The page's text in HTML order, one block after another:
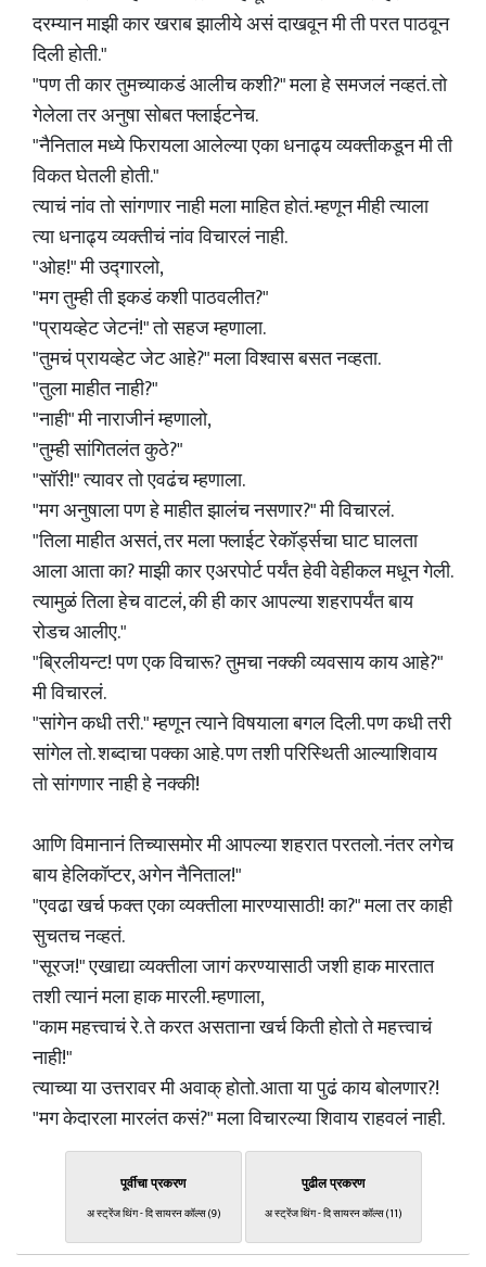
दरम्यान माझी कार खराब झालीये असं दाखवून मी ती परत पाठवून
दिली होती."
"पण ती कार तुमच्याकडं आलीच कशी?" मला हे समजलं नव्हतं. तो
गेलेला तर अनुषा सोबत फ्लाईटनेच.
"नैनिताल मध्ये फिरायला आलेल्या एका धनाढ्य व्यक्तीकडून मी ती
विकत घेतली होती."
त्याचं नांव तो सांगणार नाही मला माहित होतं. म्हणून मीही त्याला
त्या धनाढ्य व्यक्तीचं नांव विचारलं नाही.
"ओह!" मी उद्गारलो,
"मग तुम्ही ती इकडं कशी पाठवलीत?"
"प्रायव्हेट जेटनं!" तो सहज म्हणाला.
"तुमचं प्रायव्हेट जेट आहे?" मला विश्वास बसत नव्हता.
"तुला माहीत नाही?"
"नाही" मी नाराजीनं म्हणालो,
"तुम्ही सांगितलंत कुठे?"
"सॉरी!" त्यावर तो एवढंच म्हणाला.
"मग अनुषाला पण हे माहीत झालंच नसणार?" मी विचारलं.
"तिला माहीत असतं, तर मला फ्लाईट रेकॉर्ड्सचा घाट घालता
आला आता का? माझी कार एअरपोर्ट पर्यंत हेवी वेहीकल मधून गेली.
त्यामुळं तिला हेच वाटलं, की ही कार आपल्या शहरापर्यंत बाय
रोडच आलीए."
"ब्रिलीयन्ट! पण एक विचारू? तुमचा नक्की व्यवसाय काय आहे?"
मी विचारलं.
"सांगेन कधी तरी." म्हणून त्याने विषयाला बगल दिली. पण कधी तरी
सांगेल तो. शब्दाचा पक्का आहे. पण तशी परिस्थिती आल्याशिवाय
तो सांगणार नाही हे नक्की!
आणि विमानानं तिच्यासमोर मी आपल्या शहरात परतलो. नंतर लगेच
बाय हेलिकॉप्टर, अगेन नैनिताल!"
"एवढा खर्च फक्त एका व्यक्तीला मारण्यासाठी! का?" मला तर काही
सुचतच नव्हतं.
"सूरज!" एखाद्या व्यक्तीला जागं करण्यासाठी जशी हाक मारतात
तशी त्यानं मला हाक मारली. म्हणाला,
"काम महत्त्वाचं रे. ते करत असताना खर्च किती होतो ते महत्त्वाचं
नाही!"
त्याच्या या उत्तरावर मी अवाक् होतो. आता या पुढं काय बोलणार?!
"मग केदारला मारलंत कसं?" मला विचारल्या शिवाय राहवलं नाही.
पूर्वीचा प्रकरण
अ स्ट्रेंज थिंग - दि सायरन कॉल्स (9)
पुढील प्रकरण
अ स्ट्रेंज थिंग - दि सायरन कॉल्स (11)